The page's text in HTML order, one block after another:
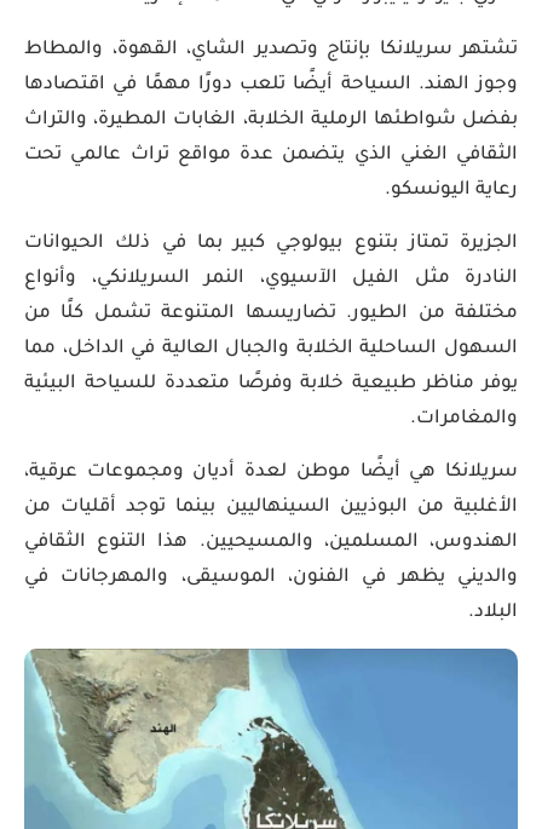
تشتهر سريلانكا بإنتاج وتصدير الشاي، القهوة، والمطاط
وجوز الهند. السياحة أيضًا تلعب دورًا مهمًا في اقتصادها
بفضل شواطئها الرملية الخلابة، الغابات المطيرة، والتراث
الثقافي الغني الذي يتضمن عدة مواقع تراث عالمي تحت
رعاية اليونسكو.
الجزيرة تمتاز بتنوع بيولوجي كبير بما في ذلك الحيوانات
النادرة مثل الفيل الآسيوي، النمر السريلانكي، وأنواع
مختلفة من الطيور. تضاريسها المتنوعة تشمل كلًا من
السهول الساحلية الخلابة والجبال العالية في الداخل، مما
يوفر مناظر طبيعية خلابة وفرصًا متعددة للسياحة البيئية
والمغامرات.
سريلانكا هي أيضًا موطن لعدة أديان ومجموعات عرقية،
الأغلبية من البوذيين السينهاليين بينما توجد أقليات من
الهندوس، المسلمين، والمسيحيين. هذا التنوع الثقافي
والديني يظهر في الفنون، الموسيقى، والمهرجانات في
البلاد.